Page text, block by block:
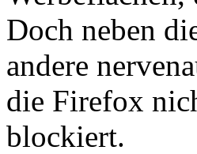
Doch neben
andere
die Firefox
blockiert.